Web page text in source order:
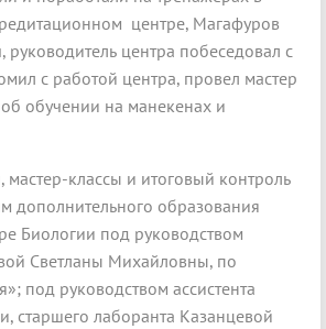
центре, Магафуров
центра побеседовал с
с работой центра, провел мастер
об обучении на манекенах и
классы и итоговый контроль
дополнительного образования
Биологии под руководством
Светланы Михайловны, по
под руководством ассистента
старшего лаборанта Казанцевой